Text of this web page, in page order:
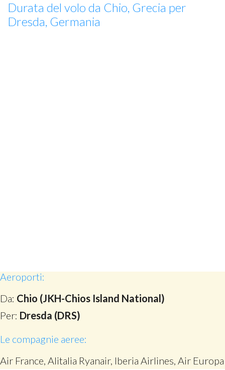
Durata del volo da Chio, Grecia per
Dresda, Germania
Aeroporti:
Da: Chio (JKH-Chios Island National)
Per: Dresda (DRS)
Le compagnie aeree:
Air France, Alitalia Ryanair, Iberia Airlines, Air Europa